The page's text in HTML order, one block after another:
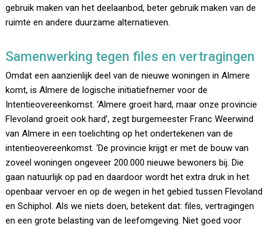
gebruik maken van het deelaanbod, beter gebruik maken van de
ruimte en andere duurzame alternatieven.
Samenwerking tegen files en vertragingen
Omdat een aanzienlijk deel van de nieuwe woningen in Almere
komt, is Almere de logische initiatiefnemer voor de
Intentieovereenkomst. ‘Almere groeit hard, maar onze provincie
Flevoland groeit ook hard’, zegt burgemeester Franc Weerwind
van Almere in een toelichting op het ondertekenen van de
intentieovereenkomst. ‘De provincie krijgt er met de bouw van
zoveel woningen ongeveer 200.000 nieuwe bewoners bij. Die
gaan natuurlijk op pad en daardoor wordt het extra druk in het
openbaar vervoer en op de wegen in het gebied tussen Flevoland
en Schiphol. Als we niets doen, betekent dat: files, vertragingen
en een grote belasting van de leefomgeving. Niet goed voor